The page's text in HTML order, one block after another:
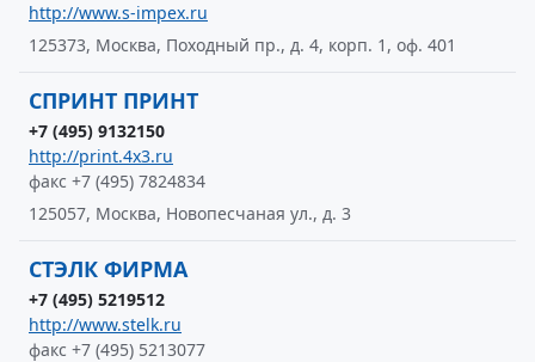
http://www.s-impex.ru
125373, Москва, Походный пр., д. 4, корп. 1, оф. 401
СПРИНТ ПРИНТ
+7 (495) 9132150
http://print.4x3.ru
факс +7 (495) 7824834
125057, Москва, Новопесчаная ул., д. 3
СТЭЛК ФИРМА
+7 (495) 5219512
http://www.stelk.ru
факс +7 (495) 5213077